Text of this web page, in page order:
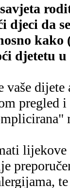
da
kako
djetetu
pregled i